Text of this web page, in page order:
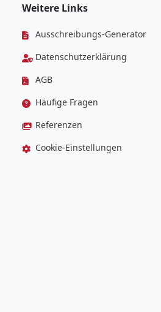
Weitere Links
Ausschreibungs-Generator
Datenschutzerklärung
AGB
Häufige Fragen
Referenzen
Cookie-Einstellungen